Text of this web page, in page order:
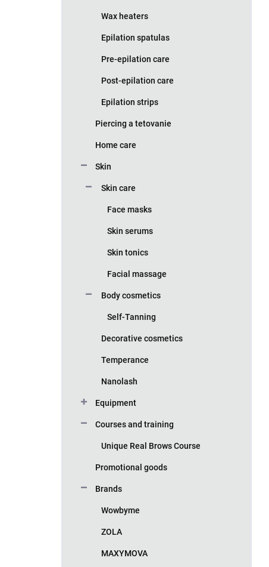
Wax heaters
Epilation spatulas
Pre-epilation care
Post-epilation care
Epilation strips
Piercing a tetovanie
Home care
Skin
Skin care
Face masks
Skin serums
Skin tonics
Facial massage
Body cosmetics
Self-Tanning
Decorative cosmetics
Temperance
Nanolash
Equipment
Courses and training
Unique Real Brows Course
Promotional goods
Brands
Wowbyme
ZOLA
MAXYMOVA